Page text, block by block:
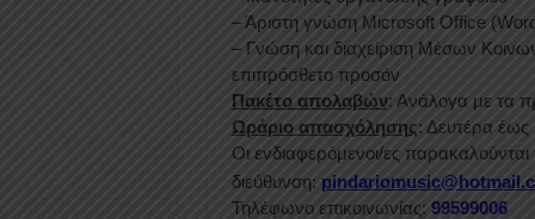
– Άριστη γνώση Microsoft Office
– Γνώση και διαχείριση Μέσων
επιπρόσθετο προσόν
Πακέτο απολαβών: Ανάλογα με τα
Ωράριο απασχόλησης: Δευτέρα
Οι ενδιαφερόμενοι/ες
διεύθυνση:
Τηλέφωνο επικοινωνίας: 99599006